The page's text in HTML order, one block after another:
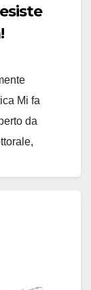
Mi fa
da